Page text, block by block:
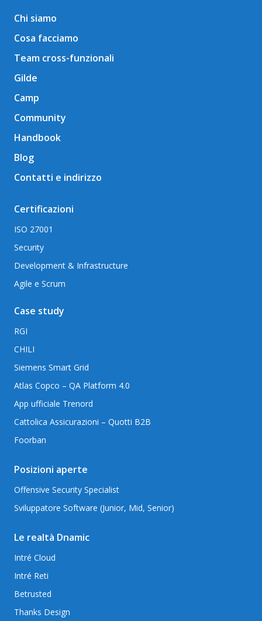
Chi siamo
Cosa facciamo
Team cross-funzionali
Gilde
Camp
Community
Handbook
Blog
Contatti e indirizzo
Certificazioni
ISO 27001
Security
Development & Infrastructure
Agile e Scrum
Case study
RGI
CHILI
Siemens Smart Grid
Atlas Copco – QA Platform 4.0
App ufficiale Trenord
Cattolica Assicurazioni – Quotti B2B
Foorban
Posizioni aperte
Offensive Security Specialist
Sviluppatore Software (Junior, Mid, Senior)
Le realtà Dnamic
Intré Cloud
Intré Reti
Betrusted
Thanks Design